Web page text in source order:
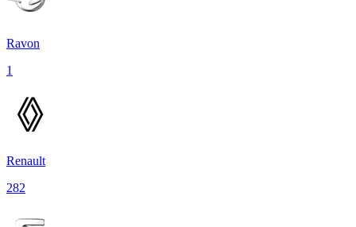
Ravon
1
Renault
282